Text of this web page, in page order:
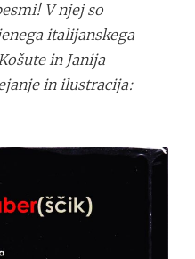
V njej so
italijanskega
in Janija
in ilustracija: